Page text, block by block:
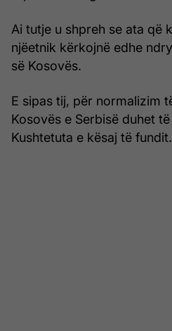
Ai tutje u shpreh se ata që
njëetnik kërkojnë edhe
së Kosovës.
E sipas tij, për normalizim
Kosovës e Serbisë duhet
Kushtetuta e kësaj të fundit.